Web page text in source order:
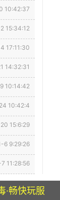
10:42:37
15:34:12
17:11:30
14:32:31
10:14:42
10:42:4
15:6:29
6 9:29:26
11:28:56
·畅快玩服